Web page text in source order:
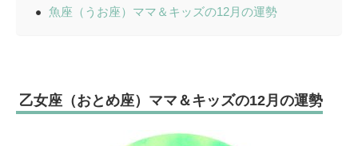
魚座（うお座）ママ＆キッズの12月の運勢
乙女座（おとめ座）ママ＆キッズの12月の運勢